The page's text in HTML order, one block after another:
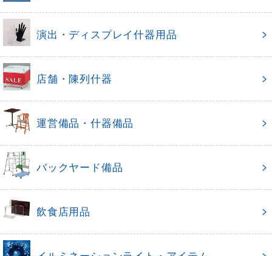
演出・ディスプレイ什器用品
店舗・陳列什器
運営備品・什器備品
バックヤード備品
飲食店用品